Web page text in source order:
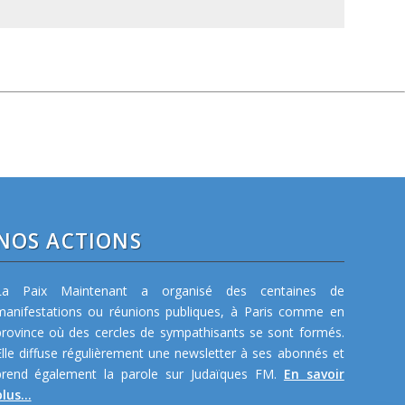
ACTIONS
Paix Maintenant a organisé des centaines de
ou réunions publiques, à Paris comme en
où des cercles de sympathisants se sont formés.
diffuse régulièrement une newsletter à ses abonnés et
également la parole sur Judaïques FM. En savoir